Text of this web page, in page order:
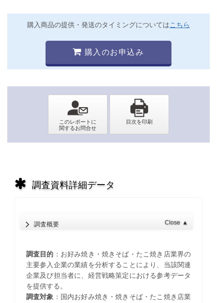
購入商品の提供・発送のタイミングについてはこちら
購入のお申込み
調査資料詳細データ
調査概要 Close ▲
調査目的 ：お好み焼き・焼きそば・たこ焼き店業界の
主要参入企業の業績を分析することにより、当該関連
企業及び担当者に、経営戦略策定における参考データ
を提供する。
調査対象 ：国内お好み焼き・焼きそば・たこ焼き店業